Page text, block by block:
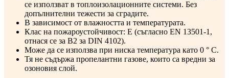
се използват в топлоизолационните системи. Без
допълнителни тежести за сградите.
В зависимост от влажността и температурата.
Клас на пожароустойчивост: E (съгласно EN 13501-1,
отнася се за B2 за DIN 4102).
Може да се използва при ниска температура като 0 ° C.
Тя не съдържа пропелантни газове, които са вредни за
озоновия слой.